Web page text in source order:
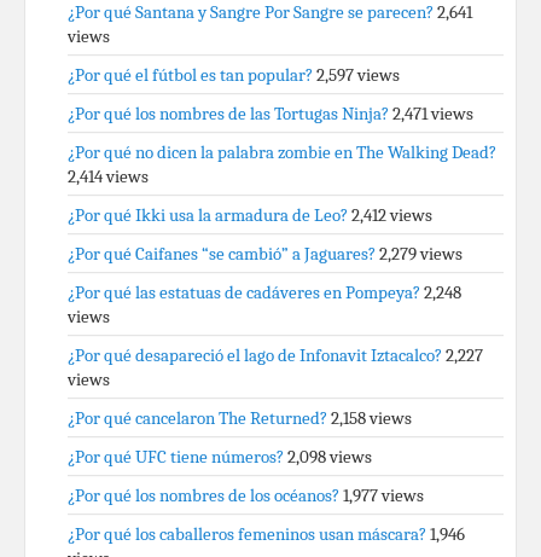
¿Por qué Santana y Sangre Por Sangre se parecen? 2,641
views
¿Por qué el fútbol es tan popular? 2,597 views
¿Por qué los nombres de las Tortugas Ninja? 2,471 views
¿Por qué no dicen la palabra zombie en The Walking Dead?
2,414 views
¿Por qué Ikki usa la armadura de Leo? 2,412 views
¿Por qué Caifanes “se cambió” a Jaguares? 2,279 views
¿Por qué las estatuas de cadáveres en Pompeya? 2,248
views
¿Por qué desapareció el lago de Infonavit Iztacalco? 2,227
views
¿Por qué cancelaron The Returned? 2,158 views
¿Por qué UFC tiene números? 2,098 views
¿Por qué los nombres de los océanos? 1,977 views
¿Por qué los caballeros femeninos usan máscara? 1,946